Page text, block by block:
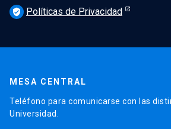
verified_user Políticas de Privacidad
MESA CENTRAL
Teléfono para comunicarse con las
Universidad.